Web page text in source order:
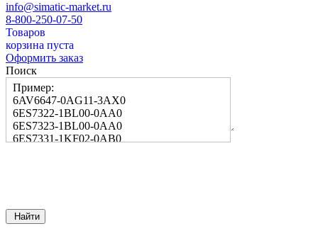
info@simatic-market.ru
8-800-250-07-50
Товаров
корзина пуста
Оформить заказ
Поиск
Пример:
6AV6647-0AG11-3AX0
6ES7322-1BL00-0AA0
6ES7323-1BL00-0AA0
6ES7331-1KF02-0AB0
Найти